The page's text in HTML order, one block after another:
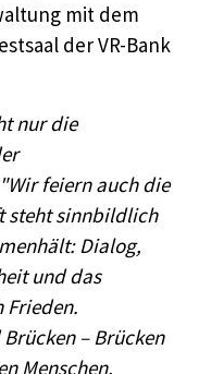
mit dem
der VR-Bank
nur die
feiern auch die
steht sinnbildlich
Dialog,
und das
Frieden.
– Brücken
Menschen,